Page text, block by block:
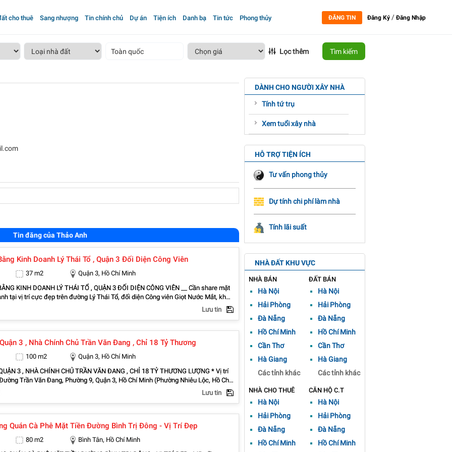
cho thuê Sang nhượng Tin chính chủ Dự án Tiện ích Danh bạ Tin tức Phong thủy ĐĂNG TIN Đăng Ký /Đăng Nhập
Toàn quốc Lọc thêm Tìm kiếm
Tin đăng của Thảo Anh
Share Mặt Bằng Kinh Doanh Lý Thái Tổ , Quận 3 Đối Diện Công Viên
37 m2
Quận 3, Hồ Chí Minh
DOANH LÝ THÁI TỔ , QUẬN 3 ĐỐI DIỆN CÔNG VIÊN __ Cần share mặt
tại vị trí cực đẹp trên đường Lý Thái Tổ, đối diện Công viên Giọt Nước Mắt, khu
qua lại từ sáng đến chiều. * Địa chỉ: 42 Đường Lý Thái Tổ, Phường 2, Quận 3
Hồ Chí Minh mới) * Giá thuê 8 triệu / tháng * Diện tích: 3,1m x 12m (37m²) -
lớn: người tập thể dục, học sinh, sinh viên, nhân viên văn phòng và cư dân xung
hợp kinh doanh: - Cafe mang đi - Đồ ăn sáng - Cơm trưa - Nước uống, ăn vặt và
khác - Có thể thương lượng giá nếu thuê khung giờ ít hơn. Liên hệ/Zalo:
chính chủ )
Lưu tin
3 , Nhà Chính Chủ Trần Văn Đang , Chỉ 18 Tỷ Thương
100 m2
Quận 3, Hồ Chí Minh
3 , NHÀ CHÍNH CHỦ TRẦN VĂN ĐANG , CHỈ 18 TỶ THƯƠNG LƯỢNG * Vị trí
Trần Văn Đang, Phường 9, Quận 3, Hồ Chí Minh (Phường Nhiêu Lộc, Hồ Chí
100m², giá chỉ khoảng 180 triệu/m². * Kết cấu 1 trệt, 1 lầu, gồm 3 phòng đang cho
lớn. - Khu vực kinh doanh sầm uất, nhộn nhịp cả ngày lẫn đêm. - Đối diện kênh
Nghè, gần chung cư Trần Quang Diệu, Ga Sài Gòn. - Gần chợ, trường học, bệnh
tiện ích, di chuyển thuận tiện. - Hiện có người quen ở kết hợp cho thuê giữ nhà. -
công chứng sang tên ngay. * Giá bán: 18 tỷ (thương lượng). * Liên hệ: Anh Vũ –
Lưu tin
Quán Cà Phê Mặt Tiền Đường Bình Trị Đông - Vị Trí Đẹp
80 m2
Bình Tân, Hồ Chí Minh
DÀNH CHO NGƯỜI XÂY NHÀ
Tính tứ trụ
Xem tuổi xây nhà
HỖ TRỢ TIỆN ÍCH
Tư vấn phong thủy
Dự tính chi phí làm nhà
Tính lãi suất
NHÀ ĐẤT KHU VỰC
NHÀ BÁN
Hà Nội
Hải Phòng
Đà Nẵng
Hồ Chí Minh
Cần Thơ
Hà Giang
Các tỉnh khác
ĐẤT BÁN
Hà Nội
Hải Phòng
Đà Nẵng
Hồ Chí Minh
Cần Thơ
Hà Giang
Các tỉnh khác
NHÀ CHO THUÊ
Hà Nội
Hải Phòng
Đà Nẵng
Hồ Chí Minh
CĂN HỘ C.T
Hà Nội
Hải Phòng
Đà Nẵng
Hồ Chí Minh